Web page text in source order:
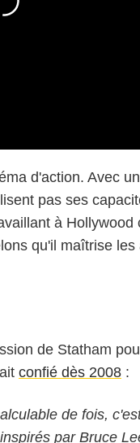
d'action. Avec
pas ses
à Hollywood
qu'il maîtrise
de Statham
confié dès 2008 :
de fois,
par Bruce
Bros.